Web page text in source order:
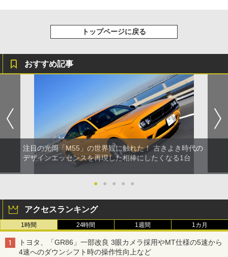
トップページに戻る
おすすめ記事
注目の光岡「M55」の世界観に触れた！ 古きよき時代の
デザインエッセンスを再現した相棒にしたくなる1台
● ● ● ● ●
アクセスランキング
1時間 24時間 1週間 1カ月
トヨタ、「GR86」一部改良 3眼カメラ採用やMT仕様の5速から
4速へのダウンシフト時の操作性向上など